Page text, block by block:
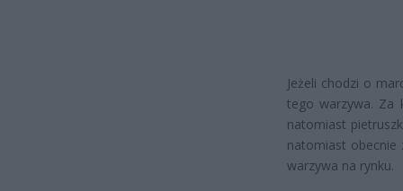
Jeżeli chodzi o
tego warzywa. Za
natomiast
natomiast obecnie
warzywa na rynku.